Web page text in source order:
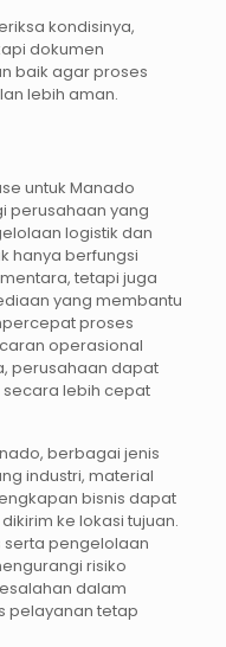
kondisinya,
dokumen
baik agar proses
lebih aman.
untuk Manado
perusahaan yang
logistik dan
hanya berfungsi
tetapi juga
yang membantu
proses
operasional
perusahaan dapat
lebih cepat
berbagai jenis
industri, material
bisnis dapat
ke lokasi tujuan.
serta pengelolaan
risiko
dalam
pelayanan tetap